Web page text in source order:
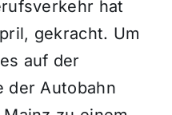
hat
gekracht. Um
auf der
der Autobahn